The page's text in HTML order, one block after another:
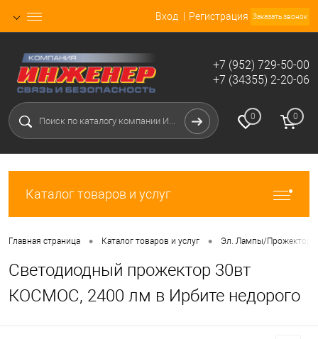
Вход Регистрация Заказать звонок
+7 (952) 729-50-00
+7 (34355) 2-20-06
0 0
Каталог товаров и услуг
Главная страница • Каталог товаров и услуг • Эл. Лампы/
Светодиодный прожектор 30вт
КОСМОС, 2400 лм в Ирбите недорого